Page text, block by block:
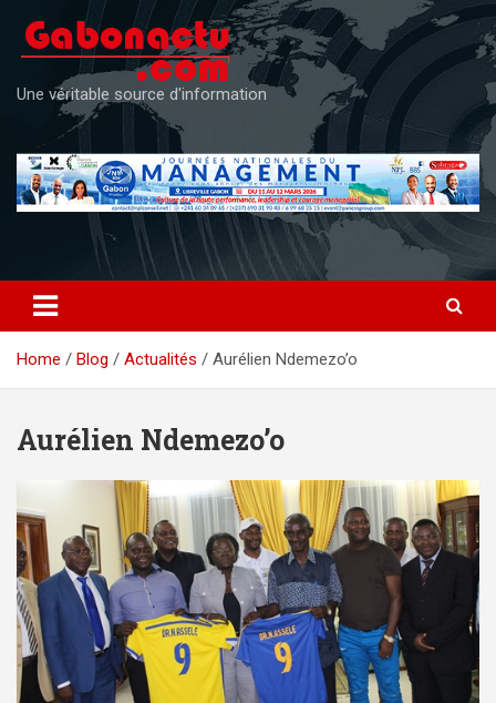
content
Une véritable source d'information
Home Blog Actualités Aurélien Ndemezo’o
Aurélien Ndemezo’o